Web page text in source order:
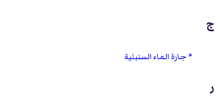
ج
جارة الماء السنبلية
ر